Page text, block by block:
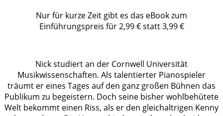
Nur für kurze Zeit gibt es das eBook zum
Einführungspreis für 2,99 € statt 3,99 €
Nick studiert an der Cornwell Universität
Musikwissenschaften. Als talentierter Pianospieler
träumt er eines Tages auf den ganz großen Bühnen das
Publikum zu begeistern. Doch seine bisher wohlbehütete
Welt bekommt einen Riss, als er den gleichaltrigen Kenny